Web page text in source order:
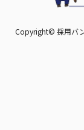
Copyright© 採用バ